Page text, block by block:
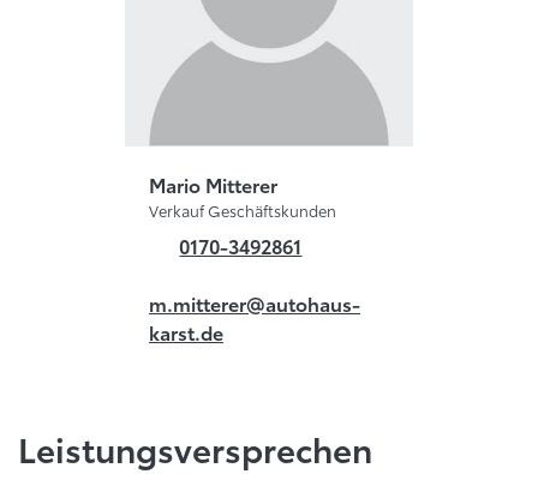
Mario Mitterer
Verkauf Geschäftskunden
0170-3492861
m.mitterer@autohaus-
karst.de
Leistungsversprechen